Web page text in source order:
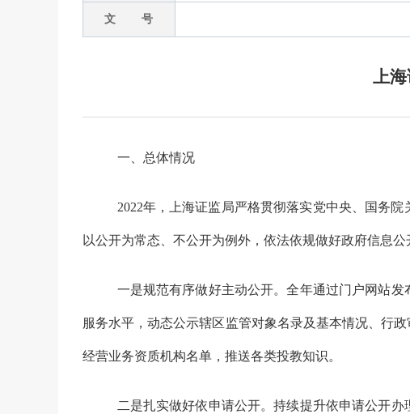
文 号
上
一、总体情况
2022年，上海证监局严格贯彻落实党中央、国务
以公开为常态、不公开为例外，依法依规做好政府信息公
一是规范有序做好主动公开。全年通过门户网站发
服务水平，动态公示辖区监管对象名录及基本情况、行
经营业务资质机构名单，推送各类投教知识。
二是扎实做好依申请公开。持续提升依申请公开办